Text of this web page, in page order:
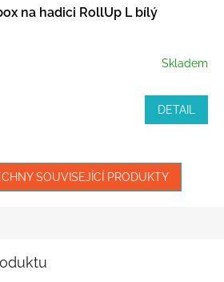
na hadici RollUp L bílý
Skladem
DETAIL
SOUVISEJÍCÍ PRODUKTY